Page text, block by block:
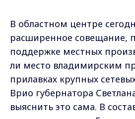
В областном центре
расширенное совещание,
поддержке местных
ли место владимирским
прилавках крупных
Врио губернатора
выяснить это сама. В